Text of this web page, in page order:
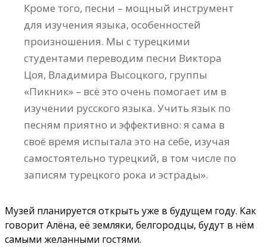
Кроме того, песни – мощный инструмент
для изучения языка, особенностей
произношения. Мы с турецкими
студентами переводим песни Виктора
Цоя, Владимира Высоцкого, группы
«Пикник» – всё это очень помогает им в
изучении русского языка. Учить язык по
песням приятно и эффективно: я сама в
своё время испытала это на себе, изучая
самостоятельно турецкий, в том числе по
записям турецкого рока и эстрады».
Музей планируется открыть уже в будущем году. Как
говорит Алёна, её земляки, белгородцы, будут в нём
самыми желанными гостями.